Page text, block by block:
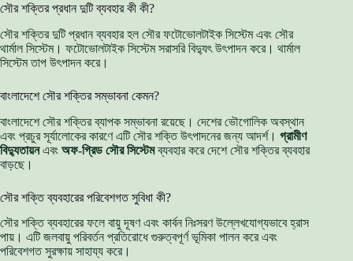
সৌর শক্তির প্রধান দুটি ব্যবহার কী কী?
সৌর শক্তির দুটি প্রধান ব্যবহার হল সৌর ফটোভোলটাইক সিস্টেম এবং সৌর
থার্মাল সিস্টেম। ফটোভোলটাইক সিস্টেম সরাসরি বিদ্যুৎ উৎপাদন করে। থার্মাল
সিস্টেম তাপ উৎপাদন করে।
বাংলাদেশে সৌর শক্তির সম্ভাবনা কেমন?
বাংলাদেশে সৌর শক্তির ব্যাপক সম্ভাবনা রয়েছে। দেশের ভৌগোলিক অবস্থান
এবং প্রচুর সূর্যালোকের কারণে এটি সৌর শক্তি উৎপাদনের জন্য আদর্শ। গ্রামীণ
বিদ্যুতায়নএবং অফ-গ্রিড সৌর সিস্টেমব্যবহার করে দেশে সৌর শক্তির ব্যবহার
বাড়ছে।
সৌর শক্তি ব্যবহারের পরিবেশগত সুবিধা কী?
সৌর শক্তি ব্যবহারের ফলে বায়ু দূষণ এবং কার্বন নিঃসরণ উল্লেখযোগ্যভাবে হ্রাস
পায়। এটি জলবায়ু পরিবর্তন প্রতিরোধে গুরুত্বপূর্ণ ভূমিকা পালন করে এবং
পরিবেশগত সুরক্ষায় সাহায্য করে।